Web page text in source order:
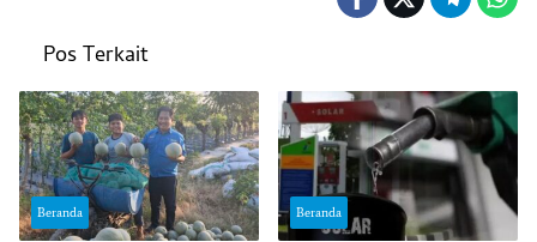
Pos Terkait
Beranda Beranda